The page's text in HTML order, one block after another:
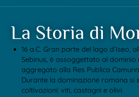
La Storia di
16 a.C. Gran parte del lago d’Iseo,
Sebinus, è assoggettato al dominio
aggregato alla Res Publica
Durante la dominazione romana si
coltivazioni: viti, castagni e olivi.